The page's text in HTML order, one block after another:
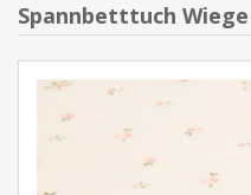
Spannbetttuch